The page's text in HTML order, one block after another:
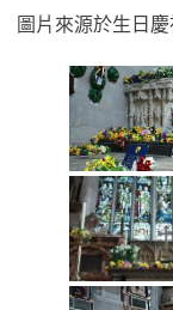
圖片來源於生日